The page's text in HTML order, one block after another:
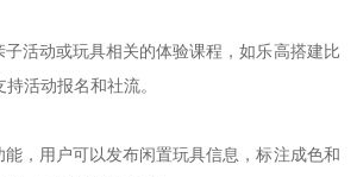
活动或玩具相关的体验课程，如乐高搭建比
活动报名和社流。
，用户可以发布闲置玩具信息，标注成色和